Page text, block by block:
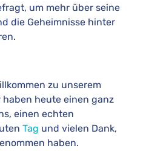
um mehr über seine
die Geheimnisse hinter
zu unserem
heute einen ganz
einen echten
Tag und vielen Dank,
haben.